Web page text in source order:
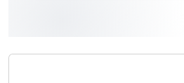
للعراق ومن اصول عريقة